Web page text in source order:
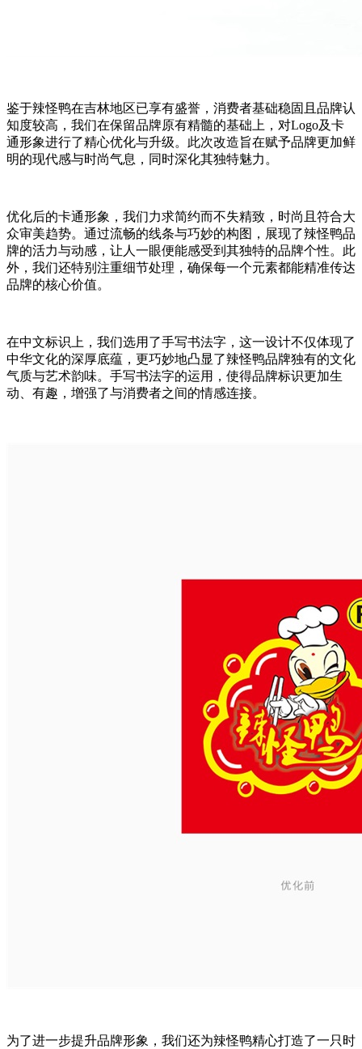
鉴于辣怪鸭在吉林地区已享有盛誉，消费者基础稳固且品牌认
知度较高，我们在保留品牌原有精髓的基础上，对Logo及卡
通形象进行了精心优化与升级。此次改造旨在赋予品牌更加鲜
明的现代感与时尚气息，同时深化其独特魅力。
优化后的卡通形象，我们力求简约而不失精致，时尚且符合大
众审美趋势。通过流畅的线条与巧妙的构图，展现了辣怪鸭品
牌的活力与动感，让人一眼便能感受到其独特的品牌个性。此
外，我们还特别注重细节处理，确保每一个元素都能精准传达
品牌的核心价值。
在中文标识上，我们选用了手写书法字，这一设计不仅体现了
中华文化的深厚底蕴，更巧妙地凸显了辣怪鸭品牌独有的文化
气质与艺术韵味。手写书法字的运用，使得品牌标识更加生
动、有趣，增强了与消费者之间的情感连接。
为了进一步提升品牌形象，我们还为辣怪鸭精心打造了一只时